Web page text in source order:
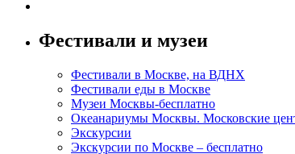
Фестивали и музеи
Фестивали в Москве, на ВДНХ
Фестивали еды в Москве
Музеи Москвы-бесплатно
Океанариумы Москвы. Московские
Экскурсии
Экскурсии по Москве – бесплатно